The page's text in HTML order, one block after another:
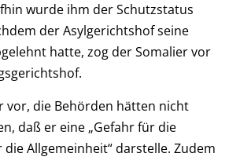
wurde ihm der Schutzstatus
der Asylgerichtshof seine
hatte, zog der Somalier vor
vor, die Behörden hätten nicht
daß er eine „Gefahr für die
Allgemeinheit“ darstelle. Zudem